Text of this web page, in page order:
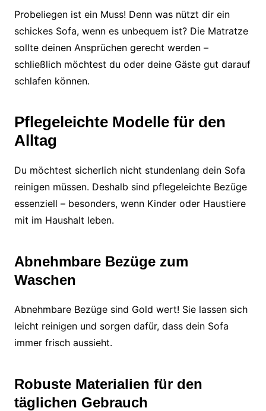
Probeliegen ist ein Muss! Denn was nützt dir ein
schickes Sofa, wenn es unbequem ist? Die Matratze
sollte deinen Ansprüchen gerecht werden –
schließlich möchtest du oder deine Gäste gut darauf
schlafen können.
Pflegeleichte Modelle für den
Alltag
Du möchtest sicherlich nicht stundenlang dein Sofa
reinigen müssen. Deshalb sind pflegeleichte Bezüge
essenziell – besonders, wenn Kinder oder Haustiere
mit im Haushalt leben.
Abnehmbare Bezüge zum
Waschen
Abnehmbare Bezüge sind Gold wert! Sie lassen sich
leicht reinigen und sorgen dafür, dass dein Sofa
immer frisch aussieht.
Robuste Materialien für den
täglichen Gebrauch